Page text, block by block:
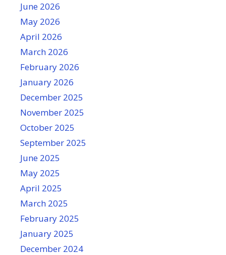
June 2026
May 2026
April 2026
March 2026
February 2026
January 2026
December 2025
November 2025
October 2025
September 2025
June 2025
May 2025
April 2025
March 2025
February 2025
January 2025
December 2024